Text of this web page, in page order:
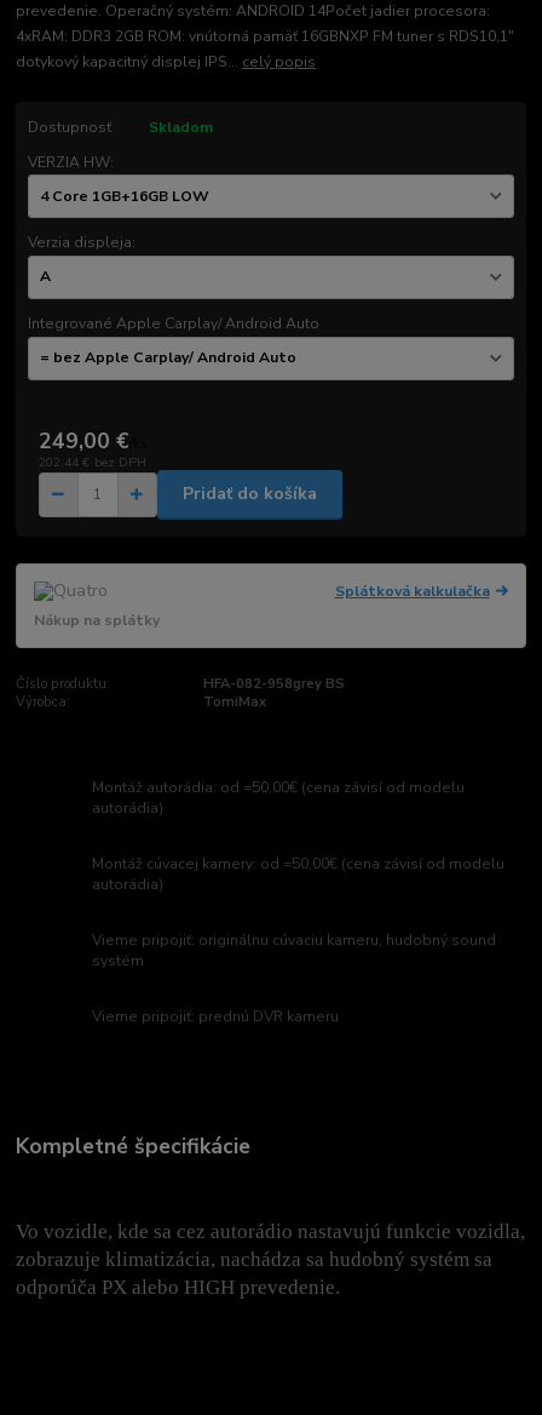
prevedenie. Operačný systém: ANDROID 14Počet jadier procesora:
4xRAM: DDR3 2GB ROM: vnútorná pamäť 16GBNXP FM tuner s RDS10,1"
dotykový kapacitný displej IPS... celý popis
Dostupnosť
Skladom
VERZIA HW:
Verzia displeja:
Integrované Apple Carplay/ Android Auto
249,00 €
202,44 € bez DPH
Pridať do košíka
Splátková kalkulačka
Nákup na splátky
Číslo produktu:
HFA-082-958grey BS
Výrobca:
TomiMax
Montáž autorádia: od =50,00€ (cena závisí od modelu
autorádia)
Montáž cúvacej kamery: od =50,00€ (cena závisí od modelu
autorádia)
Vieme pripojiť: originálnu cúvaciu kameru, hudobný sound
systém
Vieme pripojiť: prednú DVR kameru
Kompletné špecifikácie
Vo vozidle, kde sa cez autorádio nastavujú funkcie vozidla,
zobrazuje klimatizácia, nachádza sa hudobný systém sa
odporúča PX alebo HIGH prevedenie.